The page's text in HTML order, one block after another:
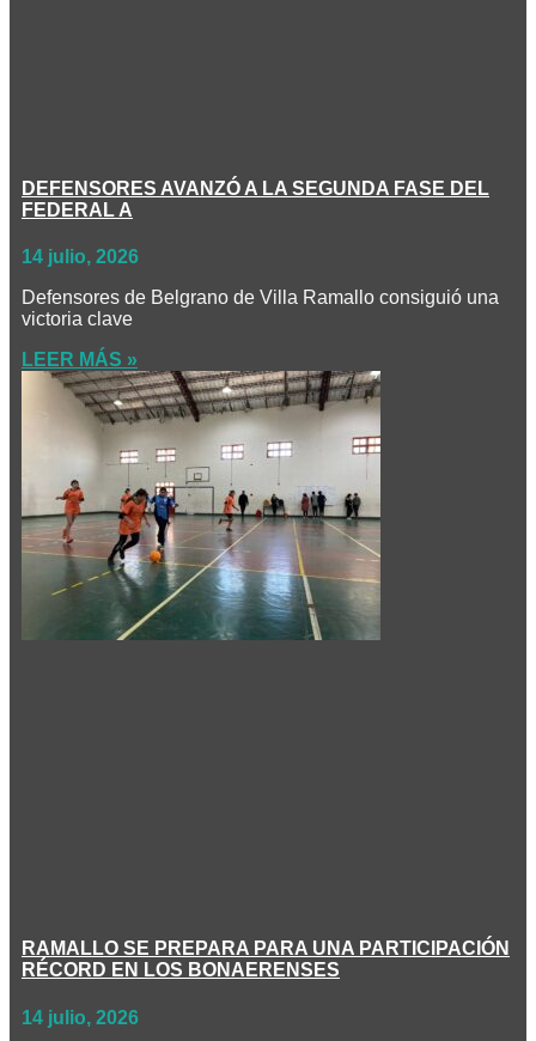
DEFENSORES AVANZÓ A LA SEGUNDA FASE DEL
FEDERAL A
14 julio, 2026
Defensores de Belgrano de Villa Ramallo consiguió una
victoria clave
LEER MÁS »
RAMALLO SE PREPARA PARA UNA PARTICIPACIÓN
RÉCORD EN LOS BONAERENSES
14 julio, 2026